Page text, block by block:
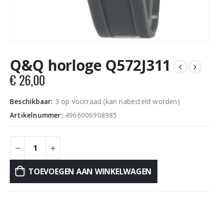
Q&Q horloge Q572J311
€ 26,00
Beschikbaar: 3 op voorraad (kan nabesteld worden)
Artikelnummer: 4966006908985
TOEVOEGEN AAN WINKELWAGEN